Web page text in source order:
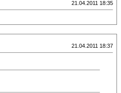
21.04.2011 18:35
21.04.2011 18:37